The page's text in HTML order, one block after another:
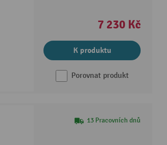
7 230 Kč
K produktu
Porovnat produkt
13 Pracovních dnů